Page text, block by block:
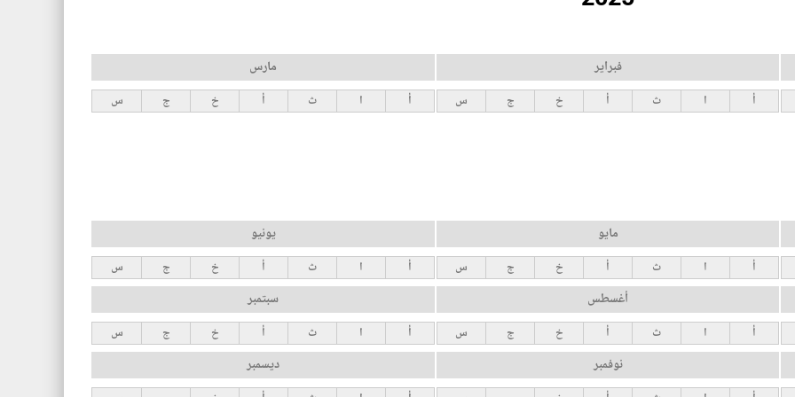
فبراير
أ ا ث أ خ ج س
مارس
أ ا ث أ خ ج س
مايو
أ ا ث أ خ ج س
يونيو
أ ا ث أ خ ج س
أغسطس
أ ا ث أ خ ج س
سبتمبر
أ ا ث أ خ ج س
نوفمبر ديسمبر